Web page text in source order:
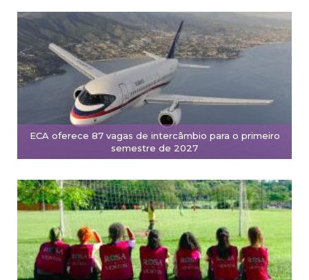
ECA oferece 87 vagas de intercâmbio para o primeiro
semestre de 2027